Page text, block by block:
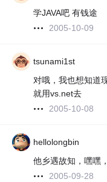
学JAVA吧 有钱途
2005-10-09
tsunami1st
对哦，我也想知道
就用vs.net去
2005-10-08
hellolongbin
他乡遇故知，嘿
2005-09-28